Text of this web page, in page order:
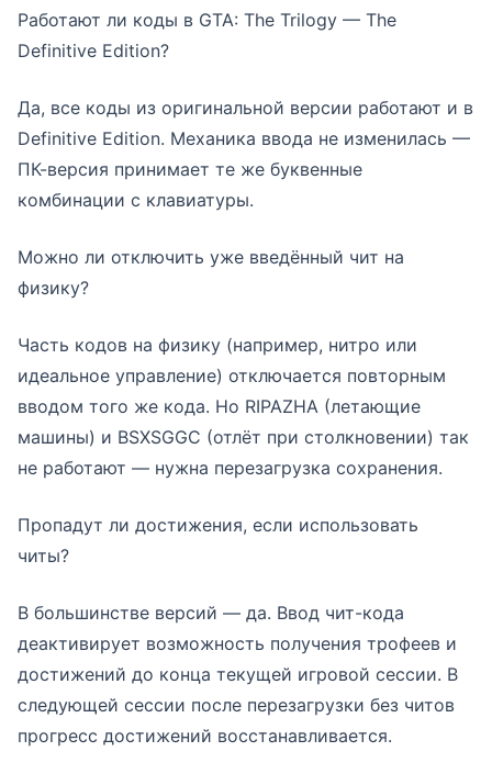
Работают ли коды в GTA: The Trilogy — The
Definitive Edition?
Да, все коды из оригинальной версии работают и в
Definitive Edition. Механика ввода не изменилась —
ПК-версия принимает те же буквенные
комбинации с клавиатуры.
Можно ли отключить уже введённый чит на
физику?
Часть кодов на физику (например, нитро или
идеальное управление) отключается повторным
вводом того же кода. Но RIPAZHA (летающие
машины) и BSXSGGC (отлёт при столкновении) так
не работают — нужна перезагрузка сохранения.
Пропадут ли достижения, если использовать
читы?
В большинстве версий — да. Ввод чит-кода
деактивирует возможность получения трофеев и
достижений до конца текущей игровой сессии. В
следующей сессии после перезагрузки без читов
прогресс достижений восстанавливается.